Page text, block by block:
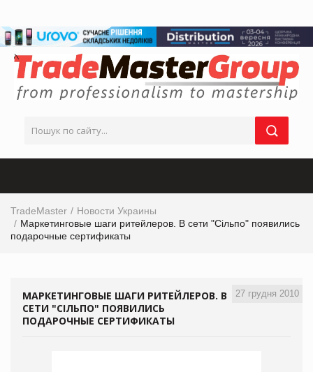
TradeMaster
Новости Украины
Маркетинговые шаги ритейлеров. В сети "Сільпо" появились
подарочные сертификаты
27 грудня 2010
МАРКЕТИНГОВЫЕ ШАГИ РИТЕЙЛЕРОВ. В
СЕТИ "СІЛЬПО" ПОЯВИЛИСЬ
ПОДАРОЧНЫЕ СЕРТИФИКАТЫ